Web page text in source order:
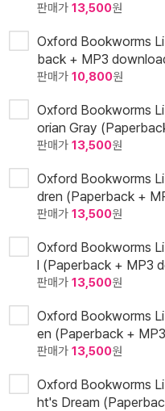
판매가 13,500원
Oxford Bookworms
back + MP3
판매가 10,800원
Oxford Bookworms
orian Gray
판매가 13,500원
Oxford Bookworms
dren (Paperback +
판매가 13,500원
Oxford Bookworms
l (Paperback + MP3
판매가 13,500원
Oxford Bookworms
en (Paperback +
판매가 13,500원
Oxford Bookworms
ht's Dream